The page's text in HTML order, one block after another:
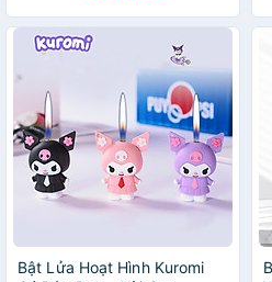
Bật Lửa Hoạt Hình Kuromi